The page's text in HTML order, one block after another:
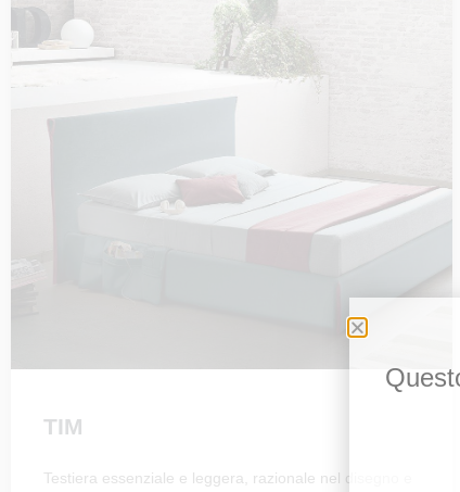
TIM
Testiera essenziale e leggera, razionale nel disegno e